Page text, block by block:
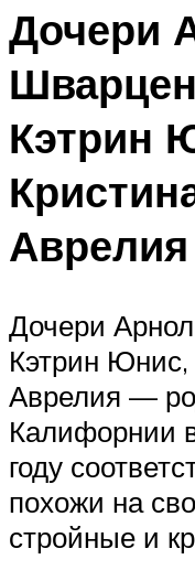
Дочери
Кэтрин
Аврелия
Дочери
Кэтрин
Аврелия —
Калифорнии
году
похожи на
стройные и